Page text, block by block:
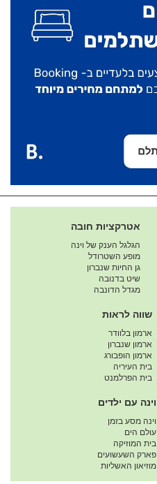
אטרקציות חובה
הגלגל הענק של וינה
מופע השטרודל
גן החיות שנברון
שיט בדנובה
מגדל הדונבה
שווה לראות
ארמון בלוודר
ארמון שנברון
ארמון הופבורג
בית העיריה
בית הפרלמנט
וינה עם ילדים
וינה מסע בזמן
עולם הים
בית המוזיקה
פארק השעשועים
מוזיאון האשליות